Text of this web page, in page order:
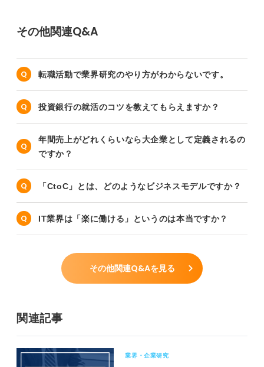
その他関連Q&A
転職活動で業界研究のやり方がわからないです。
投資銀行の就活のコツを教えてもらえますか？
年間売上がどれくらいなら大企業として定義されるの
ですか？
「CtoC」とは、どのようなビジネスモデルですか？
IT業界は「楽に働ける」というのは本当ですか？
その他関連Q&Aを見る
関連記事
業界・企業研究